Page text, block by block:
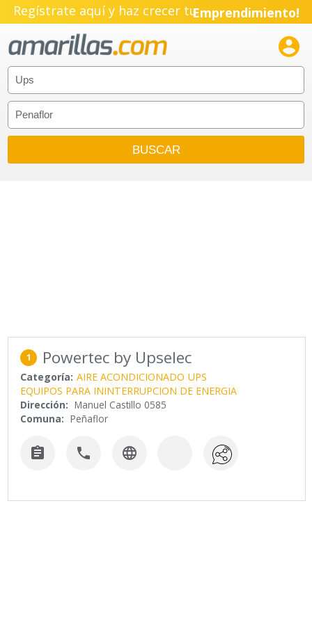
Regístrate aquí y haz crecer tuEmprendimiento!

1 Powertec by Upselec
Categoría: AIRE ACONDICIONADO UPS
EQUIPOS PARA ININTERRUPCION DE ENERGIA
Dirección: Manuel Castillo 0585
Comuna: Peñaflor
  